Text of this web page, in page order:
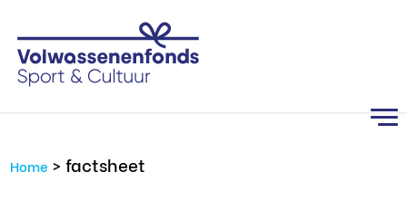
Home >factsheet